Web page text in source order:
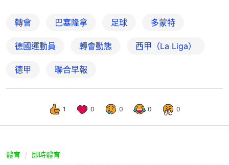
轉會 巴塞隆拿 足球 多蒙特
德國運動員 轉會動態 西甲（La Liga）
德甲 聯合早報
1 0 0 0 0
體育 即時體育